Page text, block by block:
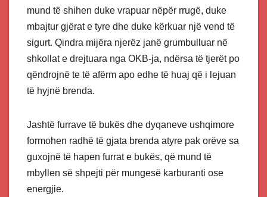
mund të shihen duke vrapuar nëpër rrugë, duke
mbajtur gjërat e tyre dhe duke kërkuar një vend të
sigurt. Qindra mijëra njerëz janë grumbulluar në
shkollat e drejtuara nga OKB-ja, ndërsa të tjerët po
qëndrojnë te të afërm apo edhe të huaj që i lejuan
të hyjnë brenda.
Jashtë furrave të bukës dhe dyqaneve ushqimore
formohen radhë të gjata brenda atyre pak orëve sa
guxojnë të hapen furrat e bukës, që mund të
mbyllen së shpejti për mungesë karburanti ose
energjie.